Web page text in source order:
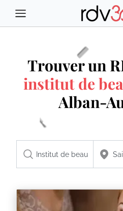
Trouver un
institut de
Alban-